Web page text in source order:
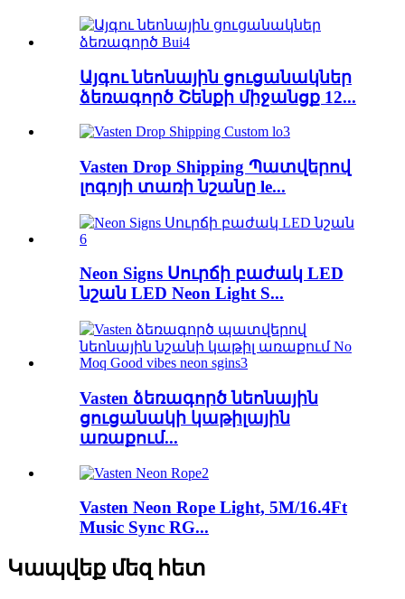
Այգու նեոնային ցուցանակներ
ձեռագործ Շենքի միջանցք 12...
Vasten Drop Shipping Պատվերով
լոգոյի տառի նշանը le...
Neon Signs Սուրճի բաժակ LED
նշան LED Neon Light S...
Vasten ձեռագործ նեոնային
ցուցանակի կաթիլային
առաքում...
Vasten Neon Rope Light, 5M/16.4Ft
Music Sync RG...
Կապվեք մեզ հետ